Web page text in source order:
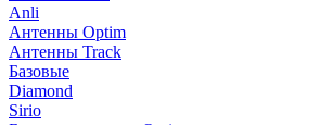
Anli
Антенны Optim
Антенны Track
Базовые
Diamond
Sirio